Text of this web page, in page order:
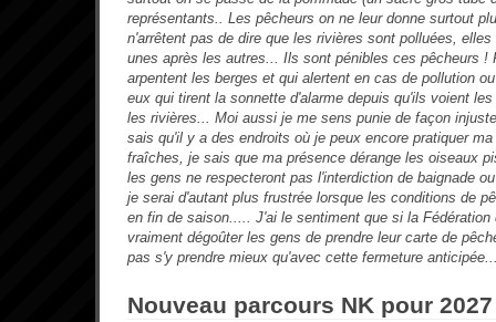
représentants.. Les pêcheurs on ne leur donne surtout
n'arrêtent pas de dire que les rivières sont polluées,
unes après les autres... Ils sont pénibles ces pêcheurs !
arpentent les berges et qui alertent en cas de pollution
eux qui tirent la sonnette d'alarme depuis qu'ils voient
les rivières... Moi aussi je me sens punie de façon
sais qu'il y a des endroits où je peux encore pratiquer
fraîches, je sais que ma présence dérange les oiseaux
les gens ne respecteront pas l'interdiction de baignade
je serai d'autant plus frustrée lorsque les conditions de
en fin de saison..... J'ai le sentiment que si la Fédération
vraiment dégoûter les gens de prendre leur carte de
pas s'y prendre mieux qu'avec cette fermeture
Nouveau parcours NK pour